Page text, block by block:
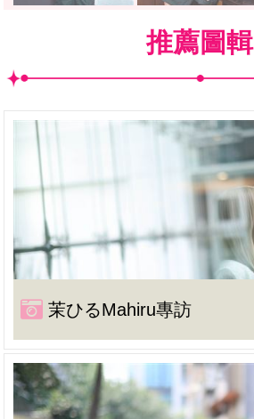
推薦圖輯
茉ひるMahiru專訪